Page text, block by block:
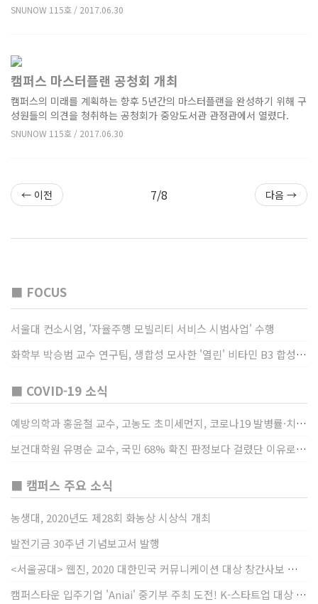
SNUNOW 115호 / 2017.06.30
캠퍼스 마스터플랜 공청회 개최
캠퍼스의 미래를 계획하는 향후 5년간의 마스터플랜을 완성하기 위해 구
성원들의 의견을 청취하는 공청회가 중앙도서관 관정관에서 열렸다.
SNUNOW 115호 / 2017.06.30
← 이전 7/8 다음 →
■ FOCUS
서울대 컨소시엄, '자율주행 모빌리티 서비스 시범사업' 수행
화학부 박승범 교수 연구팀, 생합성 모사한 '열린' 비타민 B3 합성법 개발
■ COVID-19 소식
예방의학과 홍윤철 교수, 고농도 초미세먼지, 코로나19 발병률·치명률 높인다
보건대학원 유명순 교수, 국민 68% 확진 판정보다 걸렸단 이유로 비난받는 걸 더 두려해
■ 캠퍼스 주요 소식
농생대, 2020년도 제28회 화농상 시상식 개최
발전기금 30주년 기념보고서 발행
<서울공대> 웹진, 2020 대한민국 커뮤니케이션 대상 창간사보 부문 최우수상 선정
캠퍼스타운 입주기업 'Aniai' 중기부 주최 도전! K-스타트업 대상 수상